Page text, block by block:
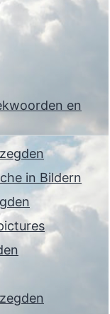
en
in Bildern